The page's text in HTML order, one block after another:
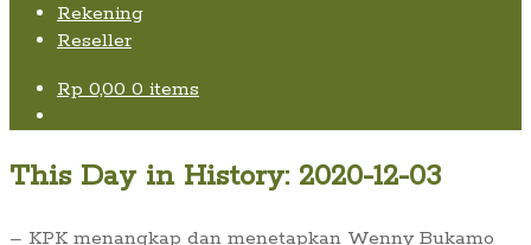
Rekening
Reseller
Rp 0,00 0 items
This Day in History: 2020-12-03
– KPK menangkap dan menetapkan Wenny Bukamo